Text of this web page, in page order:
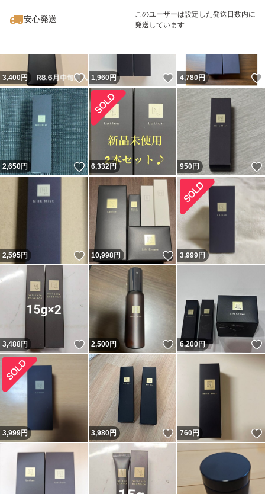
安心発送
このユーザーは設定した発送日数内に
発送しています
3,400円 いいね！
1,960円 いいね！
4,780円
2,650円 いいね！
6,332円 950円
2,595円 いいね！
10,998円 いいね！
3,999円
3,488円 いいね！
2,500円 いいね！
6,200円
3,999円 3,980円 いいね！
760円